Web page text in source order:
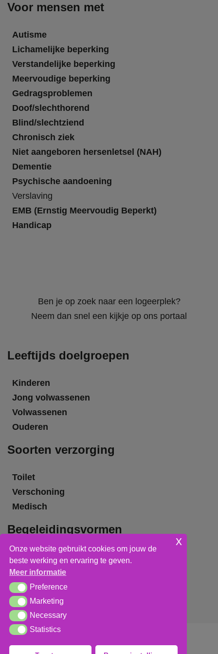
Voor mensen met
Autisme
Lichamelijke beperking
Verstandelijke beperking
Meervoudige beperking
Gedragsproblemen
Doof/slechthorend
Blind/slechtziend
Chronisch ziek
Niet aangeboren hersenletsel (NAH)
Dementie
Psychische aandoening
Verslaving
EMB (Ernstig Meervoudig Beperkt)
Handicap
Ben je op zoek naar een logeerplek?
Neem dan snel een kijkje op ons portaal
Leeftijds doelgroepen
Kinderen
Jong volwassenen
Volwassenen
Ouderen
Soorten verzorging
Toilet
Verschoning
Medisch
Begeleidingsvormen
Grote groepsbegeleiding
Kleine groepsbegeleiding
Individuele begeleiding
cookieverklaring
Onze website gebruikt cookies om jouw de
beste werking en ervaring te geven.
Meer informatie
PreferencePreference
MarketingMarketing
NecessaryNecessary
StatisticsStatistics
x